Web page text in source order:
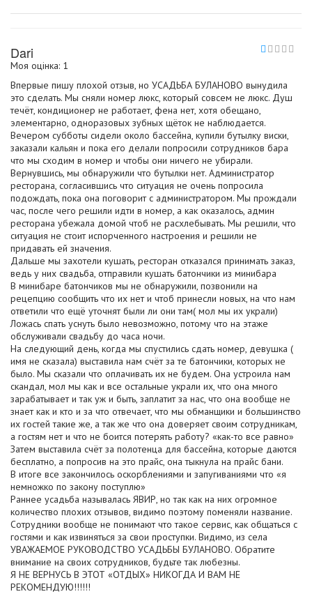
Dari
Моя оцінка: 1
Впервые пишу плохой отзыв, но УСАДЬБА БУЛАНОВО вынудила
это сделать. Мы сняли номер люкс, который совсем не люкс. Душ
течёт, кондиционер не работает, фена нет, хотя обещано,
элементарно, одноразовых зубных щёток не наблюдается.
Вечером субботы сидели около бассейна, купили бутылку виски,
заказали кальян и пока его делали попросили сотрудников бара
что мы сходим в номер и чтобы они ничего не убирали.
Вернувшись, мы обнаружили что бутылки нет. Администратор
ресторана, согласившись что ситуация не очень попросила
подождать, пока она поговорит с администратором. Мы прождали
час, после чего решили идти в номер, а как оказалось, админ
ресторана убежала домой чтоб не расхлебывать. Мы решили, что
ситуация не стоит испорченного настроения и решили не
придавать ей значения.
Дальше мы захотели кушать, ресторан отказался принимать заказ,
ведь у них свадьба, отправили кушать батончики из минибара
В минибаре батончиков мы не обнаружили, позвонили на
рецепцию сообщить что их нет и чтоб принесли новых, на что нам
ответили что ещё уточнят были ли они там( мол мы их украли)
Ложась спать уснуть было невозможно, потому что на этаже
обслуживали свадьбу до часа ночи.
На следующий день, когда мы спустились сдать номер, девушка (
имя не сказала) выставила нам счёт за те батончики, которых не
было. Мы сказали что оплачивать их не будем. Она устроила нам
скандал, мол мы как и все остальные украли их, что она много
зарабатывает и так уж и быть, заплатит за нас, что она вообще не
знает как и кто и за что отвечает, что мы обманщики и большинство
их гостей такие же, а так же что она доверяет своим сотрудникам,
а гостям нет и что не боится потерять работу? «как-то все равно»
Затем выставила счёт за полотенца для бассейна, которые даются
бесплатно, а попросив на это прайс, она тыкнула на прайс бани.
В итоге все закончилось оскорблениями и запугиваниями что «я
немножко по закону поступлю»
Раннее усадьба называлась ЯВИР, но так как на них огромное
количество плохих отзывов, видимо поэтому поменяли название.
Сотрудники вообще не понимают что такое сервис, как общаться с
гостями и как извиняться за свои проступки. Видимо, из села
УВАЖАЕМОЕ РУКОВОДСТВО УСАДЬБЫ БУЛАНОВО. Обратите
внимание на своих сотрудников, будьте так любезны.
Я НЕ ВЕРНУСЬ В ЭТОТ «ОТДЫХ» НИКОГДА И ВАМ НЕ
РЕКОМЕНДУЮ!!!!!!